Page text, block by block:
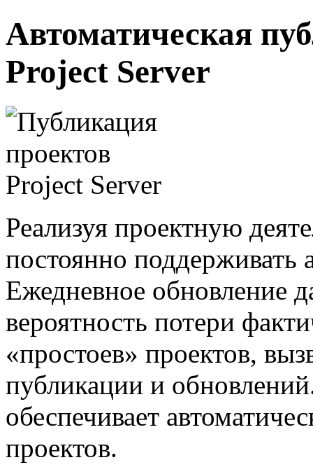
Автоматическая
Project Server
Реализуя проектную
постоянно поддерживать
Ежедневное обновление
вероятность потери
«простоев» проектов,
публикации и
обеспечивает
проектов.